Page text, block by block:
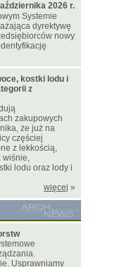
2026 r.
Systemie
dyrektywę
nowy
kostki lodu i
z
zakupowych
że już na
częściej
z lekkością,
wiśnie,
lodu oraz lody i
więcej »
Usprawniamy